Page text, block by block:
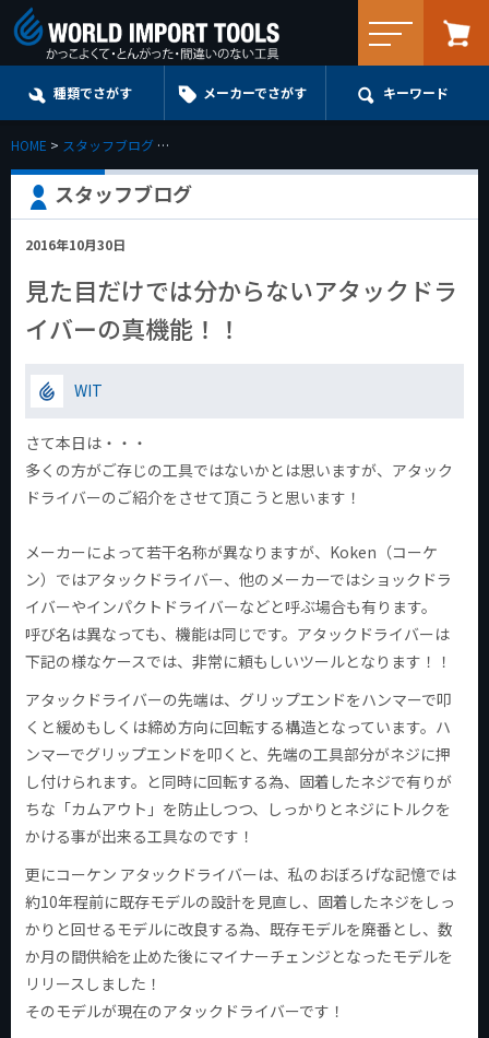
種類でさがす メーカーでさがす キーワード
HOME スタッフブログ
スタッフブログ
2016年10月30日
見た目だけでは分からないアタックドラ
イバーの真機能！！
WIT
さて本日は・・・
多くの方がご存じの工具ではないかとは思いますが、アタック
ドライバーのご紹介をさせて頂こうと思います！
メーカーによって若干名称が異なりますが、Koken（コーケ
ン）ではアタックドライバー、他のメーカーではショックドラ
イバーやインパクトドライバーなどと呼ぶ場合も有ります。
呼び名は異なっても、機能は同じです。アタックドライバーは
下記の様なケースでは、非常に頼もしいツールとなります！！
アタックドライバーの先端は、グリップエンドをハンマーで叩
くと緩めもしくは締め方向に回転する構造となっています。ハ
ンマーでグリップエンドを叩くと、先端の工具部分がネジに押
し付けられます。と同時に回転する為、固着したネジで有りが
ちな「カムアウト」を防止しつつ、しっかりとネジにトルクを
かける事が出来る工具なのです！
更にコーケン アタックドライバーは、私のおぼろげな記憶では
約10年程前に既存モデルの設計を見直し、固着したネジをしっ
かりと回せるモデルに改良する為、既存モデルを廃番とし、数
か月の間供給を止めた後にマイナーチェンジとなったモデルを
リリースしました！
そのモデルが現在のアタックドライバーです！